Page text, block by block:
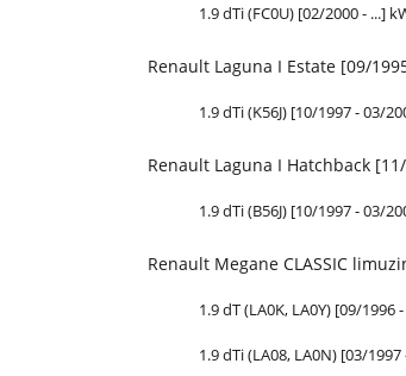
1.9 dTi (FC0U) [02/2000 - ...]
Renault Laguna I Estate [09/
1.9 dTi (K56J) [10/1997 - 03/
Renault Laguna I Hatchback
1.9 dTi (B56J) [10/1997 - 03/
Renault Megane CLASSIC
1.9 dT (LA0K, LA0Y) [09/1996
1.9 dTi (LA08, LA0N) [03/